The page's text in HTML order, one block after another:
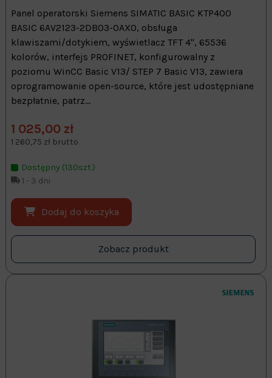
Panel operatorski Siemens SIMATIC BASIC KTP400
BASIC 6AV2123-2DB03-0AX0, obsługa
klawiszami/dotykiem, wyświetlacz TFT 4", 65536
kolorów, interfejs PROFINET, konfigurowalny z
poziomu WinCC Basic V13/ STEP 7 Basic V13, zawiera
oprogramowanie open-source, które jest udostępniane
bezpłatnie, patrz...
1 025,00 zł
1 260,75 zł brutto
Dostępny (130szt.)
1 - 3 dni
Dodaj do koszyka
Zobacz produkt